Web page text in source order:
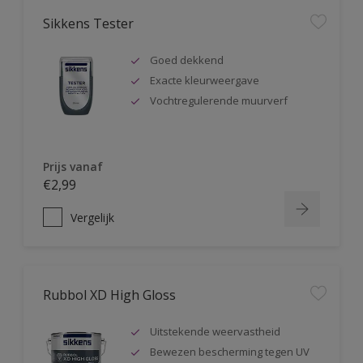
Sikkens Tester
Goed dekkend
Exacte kleurweergave
Vochtregulerende muurverf
Prijs vanaf
€2,99
Vergelijk
Rubbol XD High Gloss
Uitstekende weervastheid
Bewezen bescherming tegen UV